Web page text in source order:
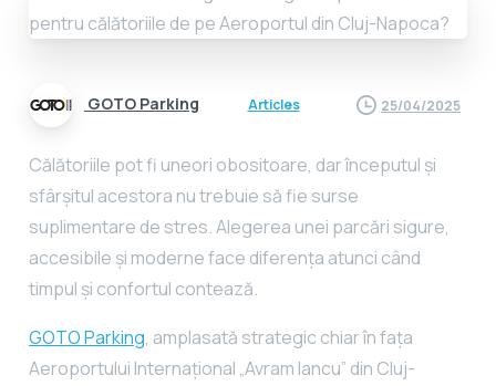
GOTO Parking Articles 25/04/2025
Călătoriile pot fi uneori obositoare, dar începutul și
sfârșitul acestora nu trebuie să fie surse
suplimentare de stres. Alegerea unei parcări sigure,
accesibile și moderne face diferența atunci când
timpul și confortul contează.
GOTO Parking, amplasată strategic chiar în fața
Aeroportului Internațional „Avram Iancu” din Cluj-